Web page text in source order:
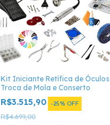
Kit Iniciante Retífica de Óculos |
Troca de Mola e Conserto
R$3.515,90 -25% OFF
R$4.699,00